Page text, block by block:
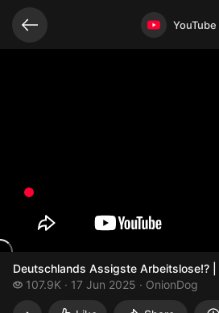
Video opened YouTube
107.9K
107.9 thousand views
17 Jun 2025 OnionDog
Related videos